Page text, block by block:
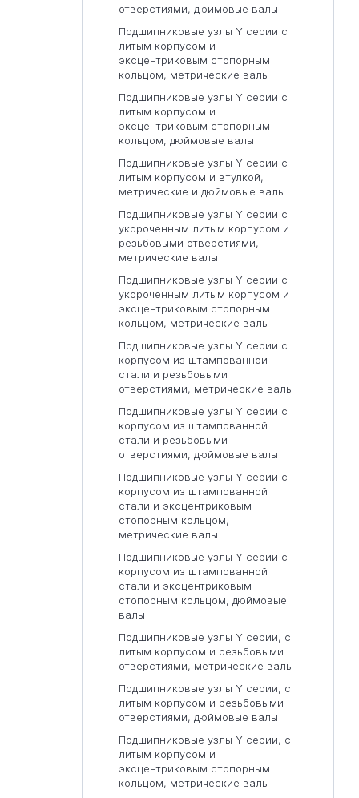
отверстиями, дюймовые валы
Подшипниковые узлы Y серии с
литым корпусом и
эксцентриковым стопорным
кольцом, метрические валы
Подшипниковые узлы Y серии с
литым корпусом и
эксцентриковым стопорным
кольцом, дюймовые валы
Подшипниковые узлы Y серии с
литым корпусом и втулкой,
метрические и дюймовые валы
Подшипниковые узлы Y серии с
укороченным литым корпусом и
резьбовыми отверстиями,
метрические валы
Подшипниковые узлы Y серии с
укороченным литым корпусом и
эксцентриковым стопорным
кольцом, метрические валы
Подшипниковые узлы Y серии с
корпусом из штампованной
стали и резьбовыми
отверстиями, метрические валы
Подшипниковые узлы Y серии с
корпусом из штампованной
стали и резьбовыми
отверстиями, дюймовые валы
Подшипниковые узлы Y серии с
корпусом из штампованной
стали и эксцентриковым
стопорным кольцом,
метрические валы
Подшипниковые узлы Y серии с
корпусом из штампованной
стали и эксцентриковым
стопорным кольцом, дюймовые
валы
Подшипниковые узлы Y серии, с
литым корпусом и резьбовыми
отверстиями, метрические валы
Подшипниковые узлы Y серии, с
литым корпусом и резьбовыми
отверстиями, дюймовые валы
Подшипниковые узлы Y серии, с
литым корпусом и
эксцентриковым стопорным
кольцом, метрические валы